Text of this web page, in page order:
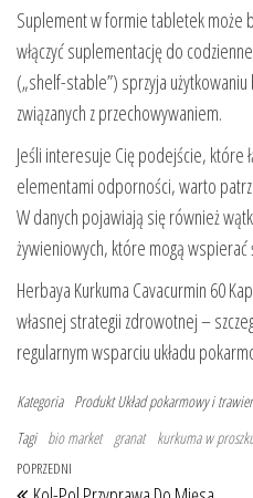
Suplement w formie tabletek może
włączyć suplementację do
(„shelf-stable”) sprzyja
związanych z przechowywaniem.
Jeśli interesuje Cię podejście, które
elementami odporności, warto
W danych pojawiają się również
żywieniowych, które mogą
Herbaya Kurkuma Cavacurmin 60
własnej strategii zdrowotnej –
regularnym wsparciu układu
Kategoria Produkt Układ pokarmowy i
Tagi bio market granat kurkuma w
Nawigacja wpisu
Poprzedni wpis
POPRZEDNI